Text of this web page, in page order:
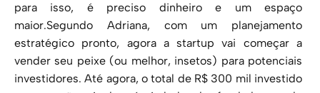
para isso, é preciso dinheiro e um espaço
maior.Segundo Adriana, com um planejamento
estratégico pronto, agora a startup vai começar a
vender seu peixe (ou melhor, insetos) para potenciais
investidores. Até agora, o total de R$ 300 mil investido